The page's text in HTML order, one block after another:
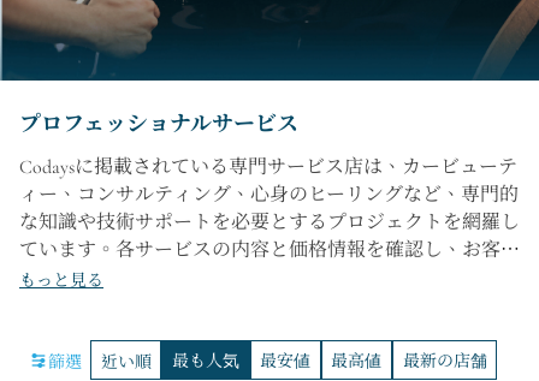
プロフェッショナルサービス
Codaysに掲載されている専門サービス店は、カービューテ
ィー、コンサルティング、心身のヒーリングなど、専門的
な知識や技術サポートを必要とするプロジェクトを網羅し
ています。各サービスの内容と価格情報を確認し、お客様
のニーズに合わせて予約や相談の手配が可能です。実用的
すすめをすぐに見つけることができます。
もっと見る
篩選 近い順 最も人気 最安値 最高値 最新の店舗